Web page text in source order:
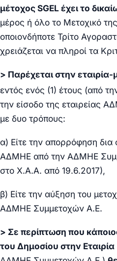
μέτοχοςSGELέχει το
μέρος ή όλο το Μετοχικό
οποιονδήποτε Τρίτο
χρειάζεται να πληροί τα
> Παρέχεται στην εταιρία-
εντός ενός (1) έτους (από
την είσοδο της εταιρείας
με δυο τρόπους:
α) Είτε την απορρόφηση
ΑΔΜΗΕ από την ΑΔΜΗΕ
στο Χ.Α.Α. από 19.6.2017),
β) Είτε την αύξηση του
ΑΔΜΗΕ Συμμετοχών Α.Ε.
> Σε περίπτωση που
του Δημοσίου στην Εταιρία